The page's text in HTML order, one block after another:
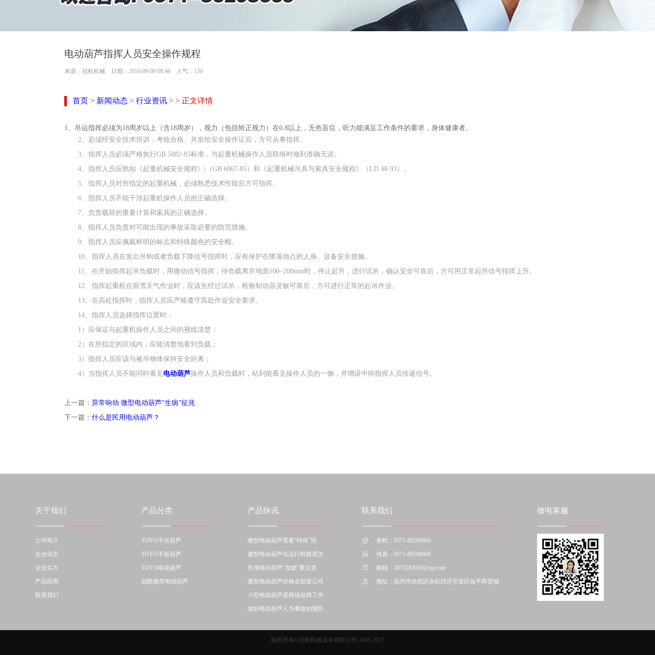
电动葫芦指挥人员安全操作规程
来源：冠航机械 日期：2016-09-09 08:48 人气： 130
首页 > 新闻动态 > 行业资讯 > > 正文详情
1、吊运指挥必须为18周岁以上（含18周岁），视力（包括矫正视力）在0.8以上，无色盲症，听力能满足工作条件的要求，身体健康者。
2、必须经安全技术培训，考核合格、并发给安全操作证后，方可从事指挥。
3、指挥人员必须严格执行GB 5082-85标准，与起重机械操作人员联络时做到准确无误。
4、指挥人员应熟知《起重机械安全规程》|（GB 6067-85）和《起重机械吊具与索具安全规程》（LD 48-93）。
5、指挥人员对所指定的起重机械，必须熟悉技术性能后方可指挥。
6、指挥人员不能干涉起重机操作人员的正确选择。
7、负责载荷的重量计算和索具的正确选择。
8、指挥人员负责对可能出现的事故采取必要的防范措施。
9、指挥人员应佩戴鲜明的标志和特殊颜色的安全帽。
10、指挥人员在发出吊钩或者负载下降信号指挥时，应有保护在降落地点的人身、设备安全措施。
11、在开始指挥起吊负载时，用微动信号指挥，待负载离开地面100~200mm时，停止起升，进行试吊，确认安全可靠后，方可用正常起升信号指挥上升。
12、指挥起重机在雨雪天气作业时，应该先经过试吊，检验制动器灵敏可靠后，方可进行正常的起吊作业。
13、在高处指挥时，指挥人员应严格遵守高处作业安全要求。
14、指挥人员选择指挥位置时：
1）应保证与起重机操作人员之间的视线清楚；
2）在所指定的区域内，应能清楚地看到负载；
3）指挥人员应该与被吊物体保持安全距离；
4）当指挥人员不能同时看见电动葫芦操作人员和负载时，站到能看见操作人员的一侧，并增设中间指挥人员传递信号。
上一篇： 异常响动 微型电动葫芦“生病”征兆
下一篇： 什么是民用电动葫芦？
关于我们
公司简介
企业动态
企业实力
产品应用
联系我们
产品分类
TOYO手拉葫芦
TOYO手扳葫芦
TOYO电动葫芦
冠航微型电动葫芦
产品快讯
微型电动葫芦需要“特殊”照
微型电动葫芦在运行时摇晃怎
民用电动葫芦“发烧”要注意
微型电动葫芦价格全部是公司
小型电动葫芦是商场挂牌工作
做好电动葫芦人为事故的预防
联系我们
座机：0571-86208669
传真：0571-86208669
邮箱：2873282030@qq.com
地址：杭州市余杭区余杭经济开发区临平商贸城
微电客服
版权所有©冠航机械设备有限公司 2005-2017